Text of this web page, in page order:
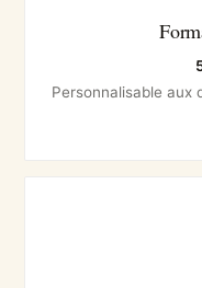
Personnalisable aux